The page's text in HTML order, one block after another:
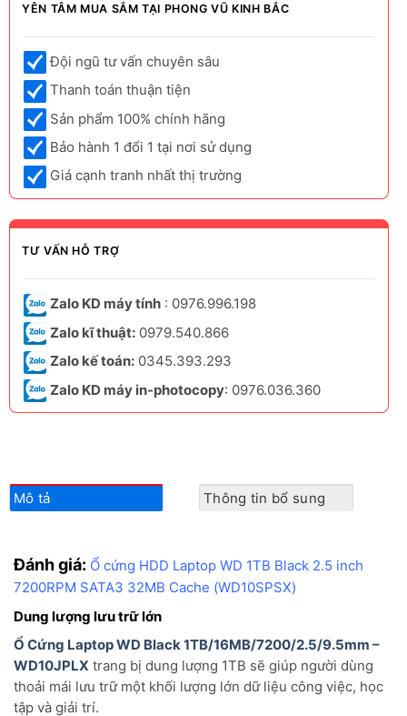
YÊN TÂM MUA SẮM TẠI PHONG VŨ KINH BẮC
Đội ngũ tư vấn chuyên sâu
Thanh toán thuận tiện
Sản phẩm 100% chính hãng
Bảo hành 1 đổi 1 tại nơi sử dụng
Giá cạnh tranh nhất thị trường
TƯ VẤN HỖ TRỢ
Zalo KD máy tính : 0976.996.198
Zalo kĩ thuật: 0979.540.866
Zalo kế toán: 0345.393.293
Zalo KD máy in-photocopy: 0976.036.360
Mô tả Thông tin bổ sung
Đánh giá: Ổ cứng HDD Laptop WD 1TB Black 2.5 inch
7200RPM SATA3 32MB Cache (WD10SPSX)
Dung lượng lưu trữ lớn
Ổ Cứng Laptop WD Black 1TB/16MB/7200/2.5/9.5mm –
WD10JPLX trang bị dung lượng 1TB sẽ giúp người dùng
thoải mái lưu trữ một khối lượng lớn dữ liệu công việc, học
tập và giải trí.